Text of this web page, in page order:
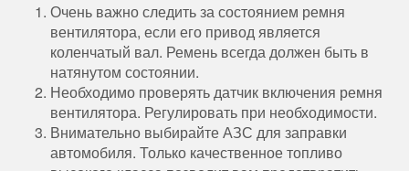
Очень важно следить за состоянием ремня
вентилятора, если его привод является
коленчатый вал. Ремень всегда должен быть в
натянутом состоянии.
Необходимо проверять датчик включения ремня
вентилятора. Регулировать при необходимости.
Внимательно выбирайте АЗС для заправки
автомобиля. Только качественное топливо